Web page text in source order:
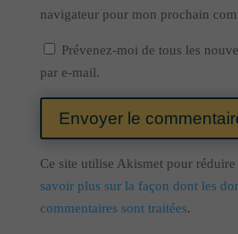
navigateur pour mon prochain
Prévenez-moi de tous les
par e-mail.
Envoyer le
Ce site utilise Akismet pour réduire
savoir plus sur la façon dont les
commentaires sont traitées.